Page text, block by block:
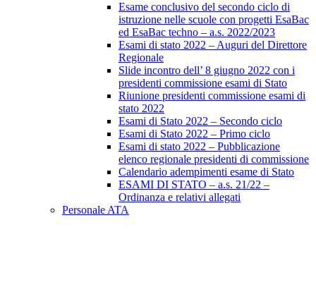
Esame conclusivo del secondo ciclo di
istruzione nelle scuole con progetti EsaBac
ed EsaBac techno – a.s. 2022/2023
Esami di stato 2022 – Auguri del Direttore
Regionale
Slide incontro dell’ 8 giugno 2022 con i
presidenti commissione esami di Stato
Riunione presidenti commissione esami di
stato 2022
Esami di Stato 2022 – Secondo ciclo
Esami di Stato 2022 – Primo ciclo
Esami di stato 2022 – Pubblicazione
elenco regionale presidenti di commissione
Calendario adempimenti esame di Stato
ESAMI DI STATO – a.s. 21/22 –
Ordinanza e relativi allegati
Personale ATA